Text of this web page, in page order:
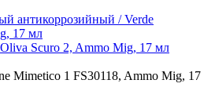
антикоррозийный / Verde
17 мл
Scuro 2, Ammo Mig, 17 мл
Mimetico 1 FS30118, Ammo Mig, 17